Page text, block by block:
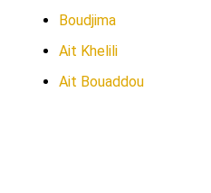
Boudjima
Ait Khelili
Ait Bouaddou